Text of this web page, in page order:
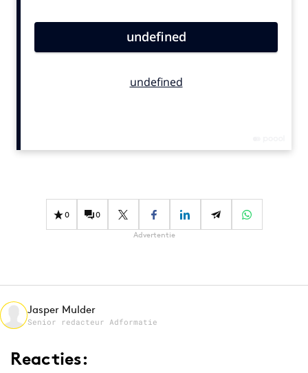
Carriere
Diversiteit
Interne communicatie
Martech
Media
PR
0 0
Advertentie
Jasper Mulder
Senior redacteur Adformatie
Reacties: